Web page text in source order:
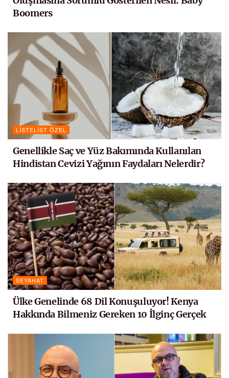
Boomers
LISTELIST ÖZEL
Genellikle Saç ve Yüz Bakımında Kullanılan
Hindistan Cevizi Yağının Faydaları Nelerdir?
SEYAHAT
Ülke Genelinde 68 Dil Konuşuluyor! Kenya
Hakkında Bilmeniz Gereken 10 İlginç Gerçek